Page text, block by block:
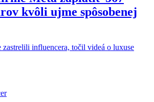
kvôli ujme spôsobenej